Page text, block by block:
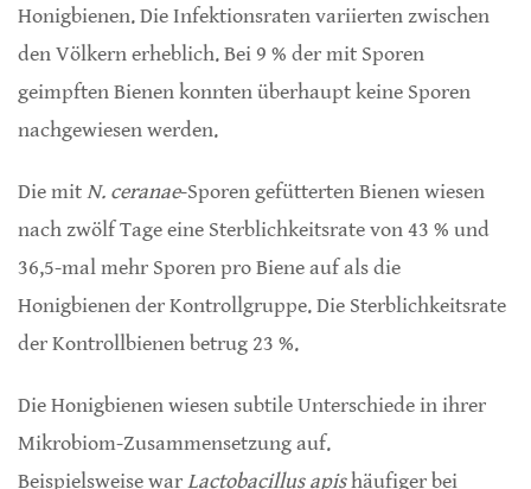
Honigbienen. Die Infektionsraten variierten zwischen
den Völkern erheblich. Bei 9 % der mit Sporen
geimpften Bienen konnten überhaupt keine Sporen
nachgewiesen werden.
Die mitN. ceranae-Sporen gefütterten Bienen wiesen
nach zwölf Tage eine Sterblichkeitsrate von 43 % und
36,5-mal mehr Sporen pro Biene auf als die
Honigbienen der Kontrollgruppe. Die Sterblichkeitsrate
der Kontrollbienen betrug 23 %.
Die Honigbienen wiesen subtile Unterschiede in ihrer
Mikrobiom-Zusammensetzung auf.
Beispielsweise warLactobacillus apishäufiger bei